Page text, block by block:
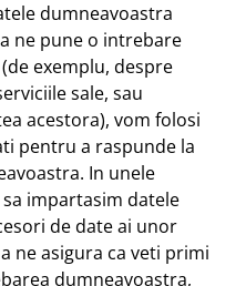
dumneavoastra
ne pune o intrebare
exemplu, despre
sale, sau
acestora), vom folosi
pentru a raspunde la
In unele
impartasim datele
de date ai unor
ne asigura ca veti primi
dumneavoastra,